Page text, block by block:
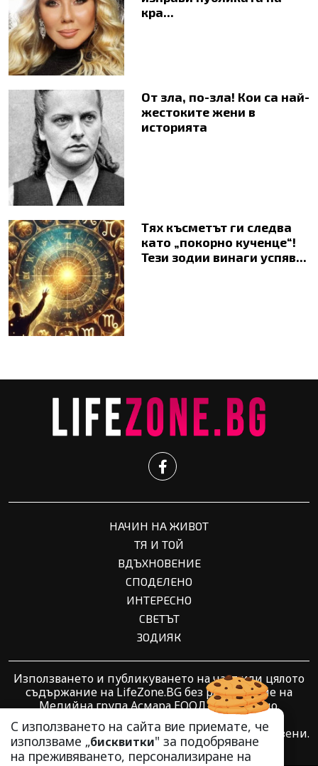
кра...
От зла, по-зла! Кои са най-
жестоките жени в
историята
Тях късметът ги следва
като „покорно кученце“!
Тези зодии винаги успяв...
С използването на сайта вие приемате, че
използваме „бисквитки" за подобряване
на преживяването, персонализиране на
НАЧИН НА ЖИВОТ
ТЯ И ТОЙ
ВДЪХНОВЕНИЕ
СПОДЕЛЕНО
ИНТЕРЕСНО
СВЕТЪТ
ЗОДИЯК
Използването и публикуването на част или цялото
съдържание на LifeZone.BG без разрешение на
Медийна група Асмара ЕООД е забранено.
© 2010 - 2026 | LifeZone.BG. Всички права запазени.